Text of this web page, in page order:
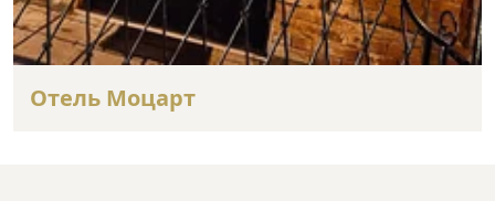
Отель Моцарт